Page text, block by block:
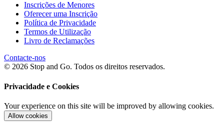
Inscrições de Menores
Oferecer uma Inscrição
Política de Privacidade
Termos de Utilização
Livro de Reclamações
Contacte-nos
© 2026 Stop and Go. Todos os direitos reservados.
Privacidade e Cookies
Your experience on this site will be improved by allowing cookies.
Allow cookies